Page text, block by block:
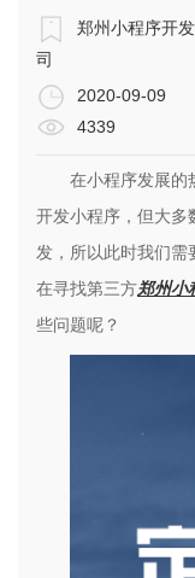
郑州小程序开
司
2020-09-09
4339
在小程序发展的
开发小程序，但大多
发，所以此时我们需
在寻找第三方郑州小
些问题呢？